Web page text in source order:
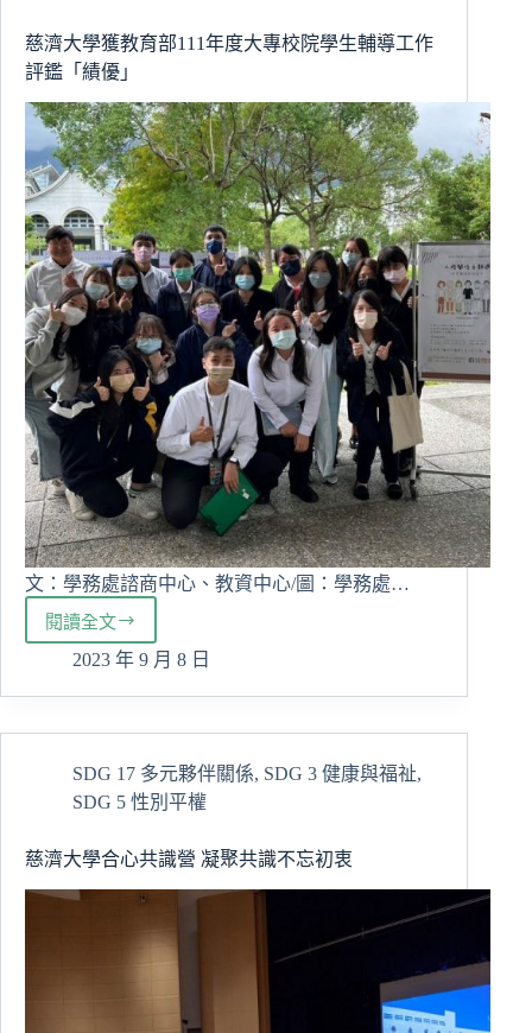
尊
重」
服
學
組
辦
理
性
別
平
等
訓
練
訓
課
程
慈濟大學獲教育部111年度大專校院學生輔導工作
評鑑「績優」
文：學務處諮商中心、教資中心/圖：學務處…
閱讀全文
慈
濟
獲
育
部
年
2023 年 9 月 8 日
SDG 17 多元夥伴關係, SDG 3 健康與福祉,
SDG 5 性別平權
慈濟大學合心共識營 凝聚共識不忘初衷